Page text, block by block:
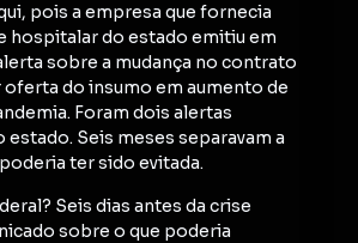
pois a empresa que fornecia
hospitalar do estado emitiu em
sobre a mudança no contrato
oferta do insumo em aumento de
Foram dois alertas
Seis meses separavam a
ter sido evitada.
Seis dias antes da crise
sobre o que poderia